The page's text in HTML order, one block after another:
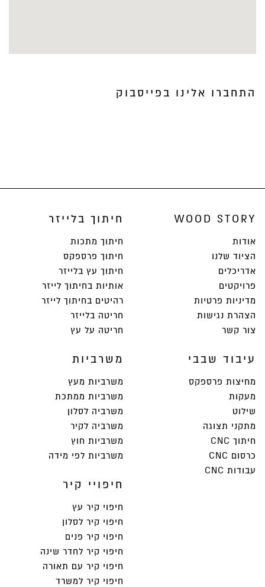
התחברו אלינו בפייסבוק
WOOD STORY
אודות
הציוד שלנו
אדריכלים
פרויקטים
מדיניות פרטיות
הצהרת נגישות
צור קשר
חיתוך בלייזר
חיתוך מתכות
חיתוך פרספקס
חיתוך עץ בלייזר
אותיות בחיתוך לייזר
רהיטים בחיתוך לייזר
חריטה בלייזר
חריטה על עץ
עיבוד שבבי
מחיצות פרספקס
מעקות
שילוט
מתקני תצוגה
חיתוך CNC
כרסום CNC
עבודות CNC
משרביות
משרביות מעץ
משרביות ממתכת
משרביה לסלון
משרביה לקיר
משרביות חוץ
משרביות לפי מידה
חיפויי קיר
חיפוי קיר עץ
חיפוי קיר לסלון
חיפוי קיר פנים
חיפוי קיר לחדר שינה
חיפוי קיר עם תאורה
חיפוי קיר למשרד